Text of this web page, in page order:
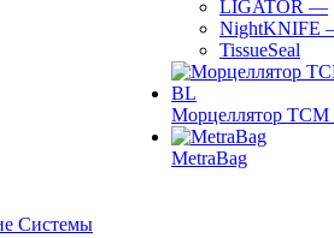
LIGATOR —
NightKNIFE
TissueSeal
Морцеллятор ТСМ
MetraBag